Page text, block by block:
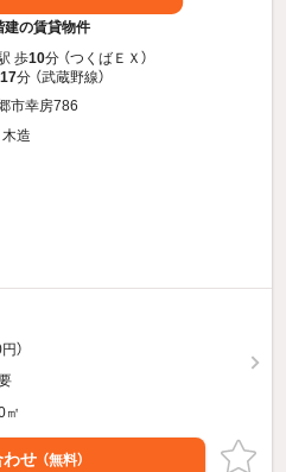
建の賃貸物件
歩10分 （つくばＥＸ）
17分 （武蔵野線）
市幸房786
造
）
㎡
わせ （無料）